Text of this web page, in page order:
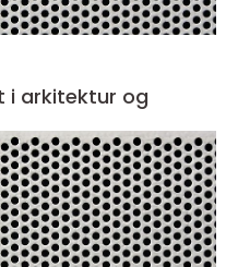
i arkitektur og